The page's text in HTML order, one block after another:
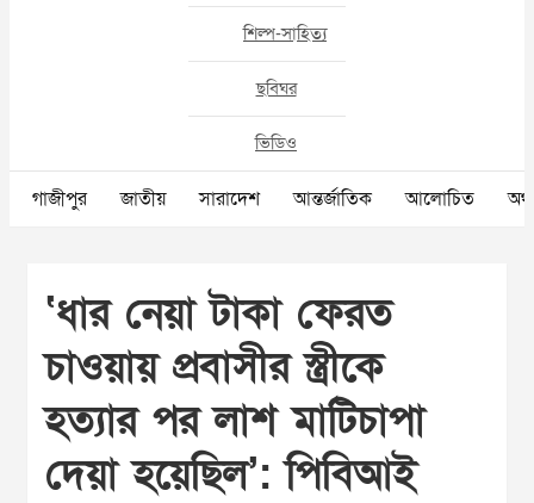
শিল্প-সাহিত্য
ছবিঘর
ভিডিও
গাজীপুর জাতীয় সারাদেশ আন্তর্জাতিক আলোচিত
‘ধার নেয়া টাকা ফেরত
চাওয়ায় প্রবাসীর স্ত্রীকে
হত্যার পর লাশ মাটিচাপা
দেয়া হয়েছিল’: পিবিআই